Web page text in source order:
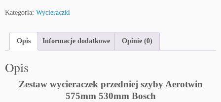
Kategoria: Wycieraczki
Opis Informacje dodatkowe Opinie (0)
Opis
Zestaw wycieraczek przedniej szyby Aerotwin
575mm 530mm Bosch